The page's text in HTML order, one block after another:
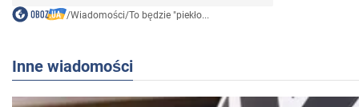
/Wiadomości/To będzie "piekło...
Inne wiadomości